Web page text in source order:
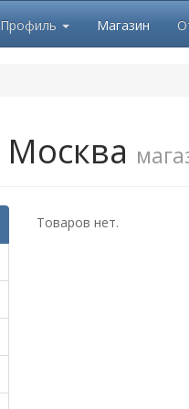
Профиль Магазин
Москва
Товаров нет.